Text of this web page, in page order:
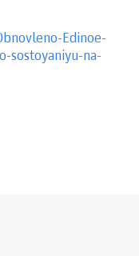
Edinoe-
sostoyaniyu-na-